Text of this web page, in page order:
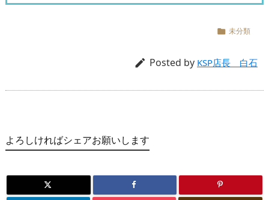
 未分類
 Posted by KSP店長 白石
よろしければシェアお願いします